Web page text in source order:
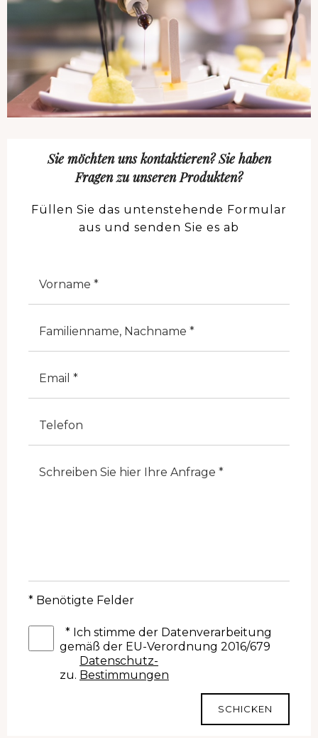
Sie möchten uns kontaktieren? Sie haben
Fragen zu unseren Produkten?
Füllen Sie das untenstehende Formular
aus und senden Sie es ab
* Benötigte Felder
* Ich stimme der Datenverarbeitung
gemäß der EU-Verordnung 2016/679
zu.
Datenschutz-
Bestimmungen
SCHICKEN